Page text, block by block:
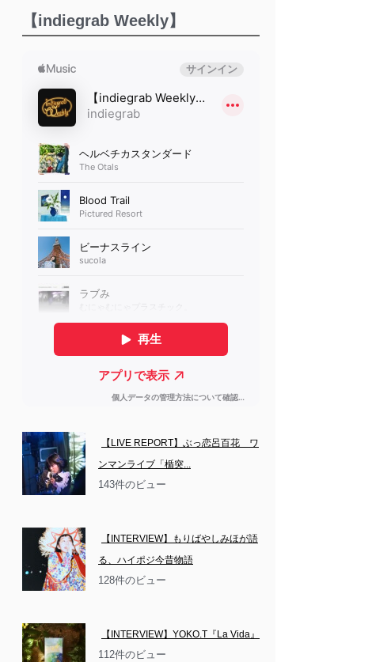
【indiegrab Weekly】
【LIVE REPORT】ぶっ恋呂百花　ワ
ンマンライブ「楯突...
143件のビュー
【INTERVIEW】もりばやしみほが語
る、ハイポジ今昔物語
128件のビュー
【INTERVIEW】YOKO.T『La Vida』
112件のビュー